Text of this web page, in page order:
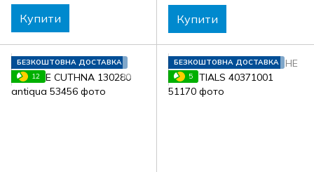
Купити Купити
БЕЗКОШТОВНА ДОСТАВКА
12
БЕЗКОШТОВНА ДОСТАВКА
5